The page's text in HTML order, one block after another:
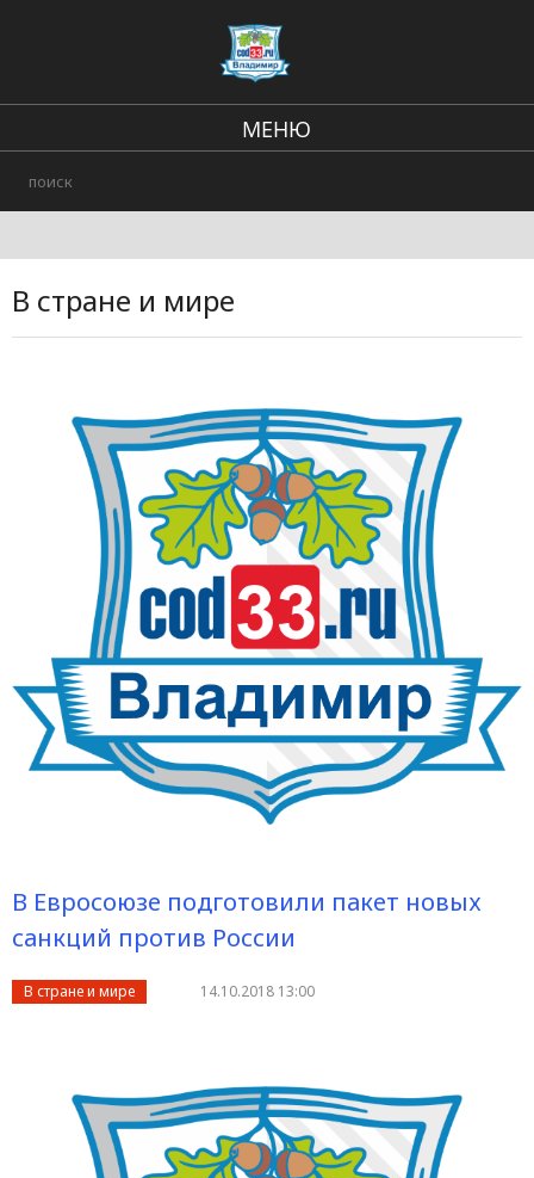
МЕНЮ
Городские события
В стране и мире
В Евросоюзе подготовили пакет новых
санкций против России
В стране и мире 14.10.2018 13:00